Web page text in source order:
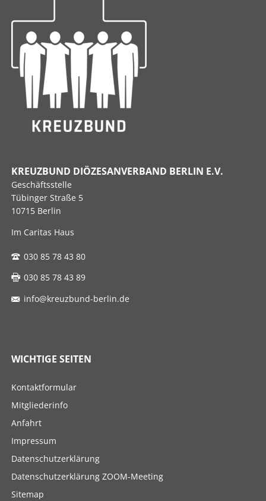
KREUZBUND DIÖZESANVERBAND BERLIN E.V.
Geschäftsstelle
Tübinger Straße 5
10715 Berlin
Im Caritas Haus
030 85 78 43 80
030 85 78 43 89
info@kreuzbund-berlin.de
WICHTIGE SEITEN
Navigation
Kontaktformular
Mitgliederinfo
Anfahrt
Impressum
Datenschutzerklärung
Datenschutzerklärung ZOOM-Meeting
Sitemap